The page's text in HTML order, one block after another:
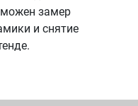
замер
и снятие